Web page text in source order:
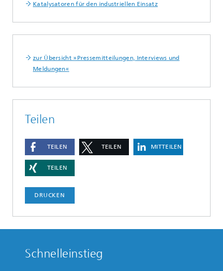
Katalysatoren für den industriellen Einsatz
zur Übersicht »Pressemitteilungen, Interviews und
Meldungen«
Teilen
TEILEN TEILEN MITTEILEN
TEILEN
DRUCKEN
Schnelleinstieg